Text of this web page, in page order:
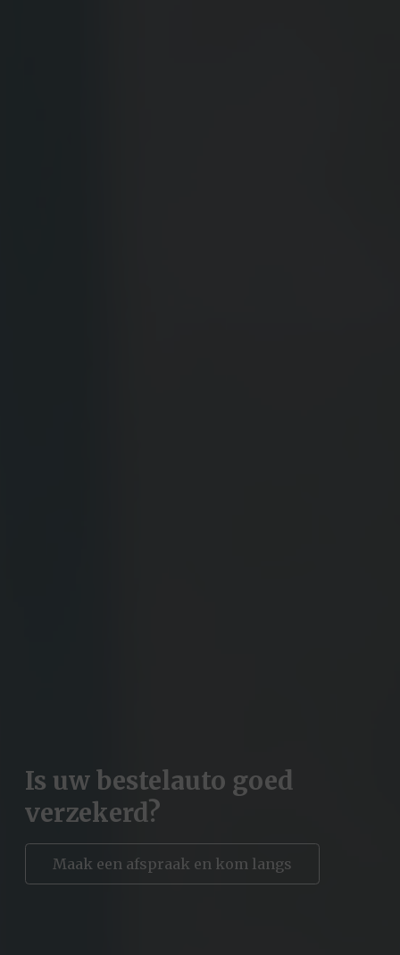
Is uw bestelauto goed
verzekerd?
Maak een afspraak en kom langs